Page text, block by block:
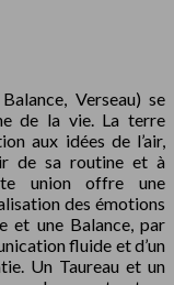
Verseau) se
de la vie. La terre
aux idées de l’air,
de sa routine et à
union offre une
des émotions
et une Balance, par
fluide et d’un
Un Taureau et un